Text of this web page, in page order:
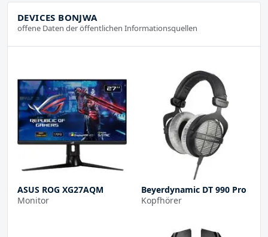
DEVICES BONJWA
offene Daten der öffentlichen Informationsquellen
ASUS ROG XG27AQM
Monitor
Beyerdynamic DT 990 Pro
Kopfhörer